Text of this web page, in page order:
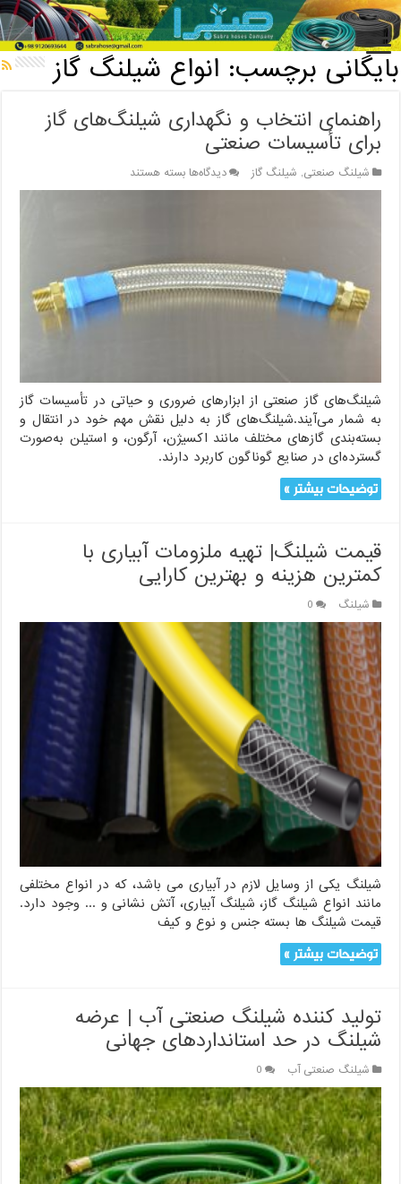
خانه / بایگانی برچسب: انواع شیلنگ گاز
بایگانی برچسب: انواع شیلنگ گاز
راهنمای انتخاب و نگهداری شیلنگ‌های گاز
برای تأسیسات صنعتی
شیلنگ صنعتی, شیلنگ گاز دیدگاه‌هابرای
راهنمای
گاز
برای
تأسیسات
بسته هستند
شیلنگ‌های گاز صنعتی از ابزارهای ضروری و حیاتی در تأسیسات گاز
به شمار می‌آیند.شیلنگ‌های گاز به دلیل نقش مهم خود در انتقال و
بسته‌بندی گازهای مختلف مانند اکسیژن، آرگون، و استیلن به‌صورت
گسترده‌ای در صنایع گوناگون کاربرد دارند.
توضیحات بیشتر »
قیمت شیلنگ| تهیه ملزومات آبیاری با
کمترین هزینه و بهترین کارایی
شیلنگ 0
شیلنگ یکی از وسایل لازم در آبیاری می باشد، که در انواع مختلفی
مانند انواع شیلنگ گاز، شیلنگ آبیاری، آتش نشانی و ... وجود دارد.
قیمت شیلنگ ها بسته جنس و نوع و کیف
توضیحات بیشتر »
تولید کننده شیلنگ صنعتی آب | عرضه
شیلنگ در حد استانداردهای جهانی
شیلنگ صنعتی آب 0